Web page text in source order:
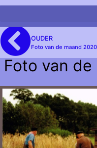
OUDER
Foto van de maand
Foto van